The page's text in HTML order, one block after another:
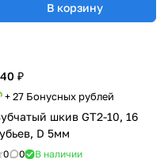
В корзину
₽
+ 27 Бонусных рублей
шкив GT2-10, 16
D 5мм
0 0 В наличии